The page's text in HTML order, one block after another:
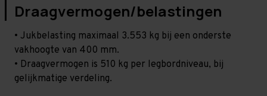
Draagvermogen/belastingen
• Jukbelasting maximaal 3.553 kg bij een onderste
vakhoogte van 400 mm.
• Draagvermogen is 510 kg per legbordniveau, bij
gelijkmatige verdeling.